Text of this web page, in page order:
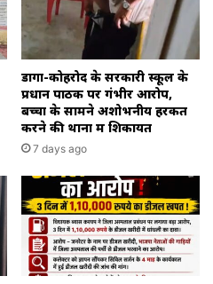
डोंगा-कोहरोद के सरकारी स्कूल के
प्रधान पाठक पर गंभीर आरोप,
बच्चों के सामने अशोभनीय हरकत
करने की थाना में शिकायत
7 days ago